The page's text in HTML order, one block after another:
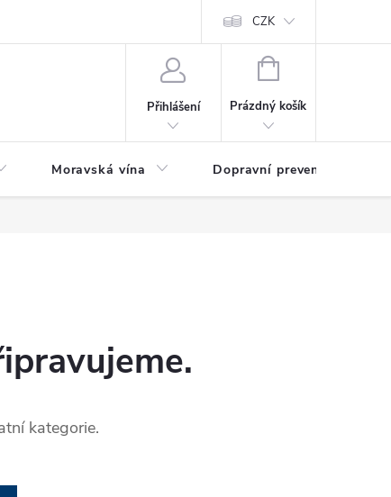
CZK
Přihlášení
NÁKUPNÍ
Prázdný košík
Moravská vína Dopravní prevence
kategorie.